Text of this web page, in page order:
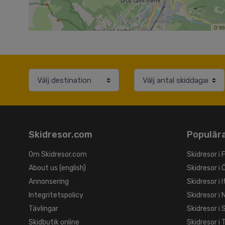
Skidresor.com
Om Skidresor.com
About us (english)
Annonsering
Integritetspolicy
Tävlingar
Skidbutik online
Skidresor i
Skidresor i
Skidresor i
Skidresor i
Skidresor i
Skidresor i